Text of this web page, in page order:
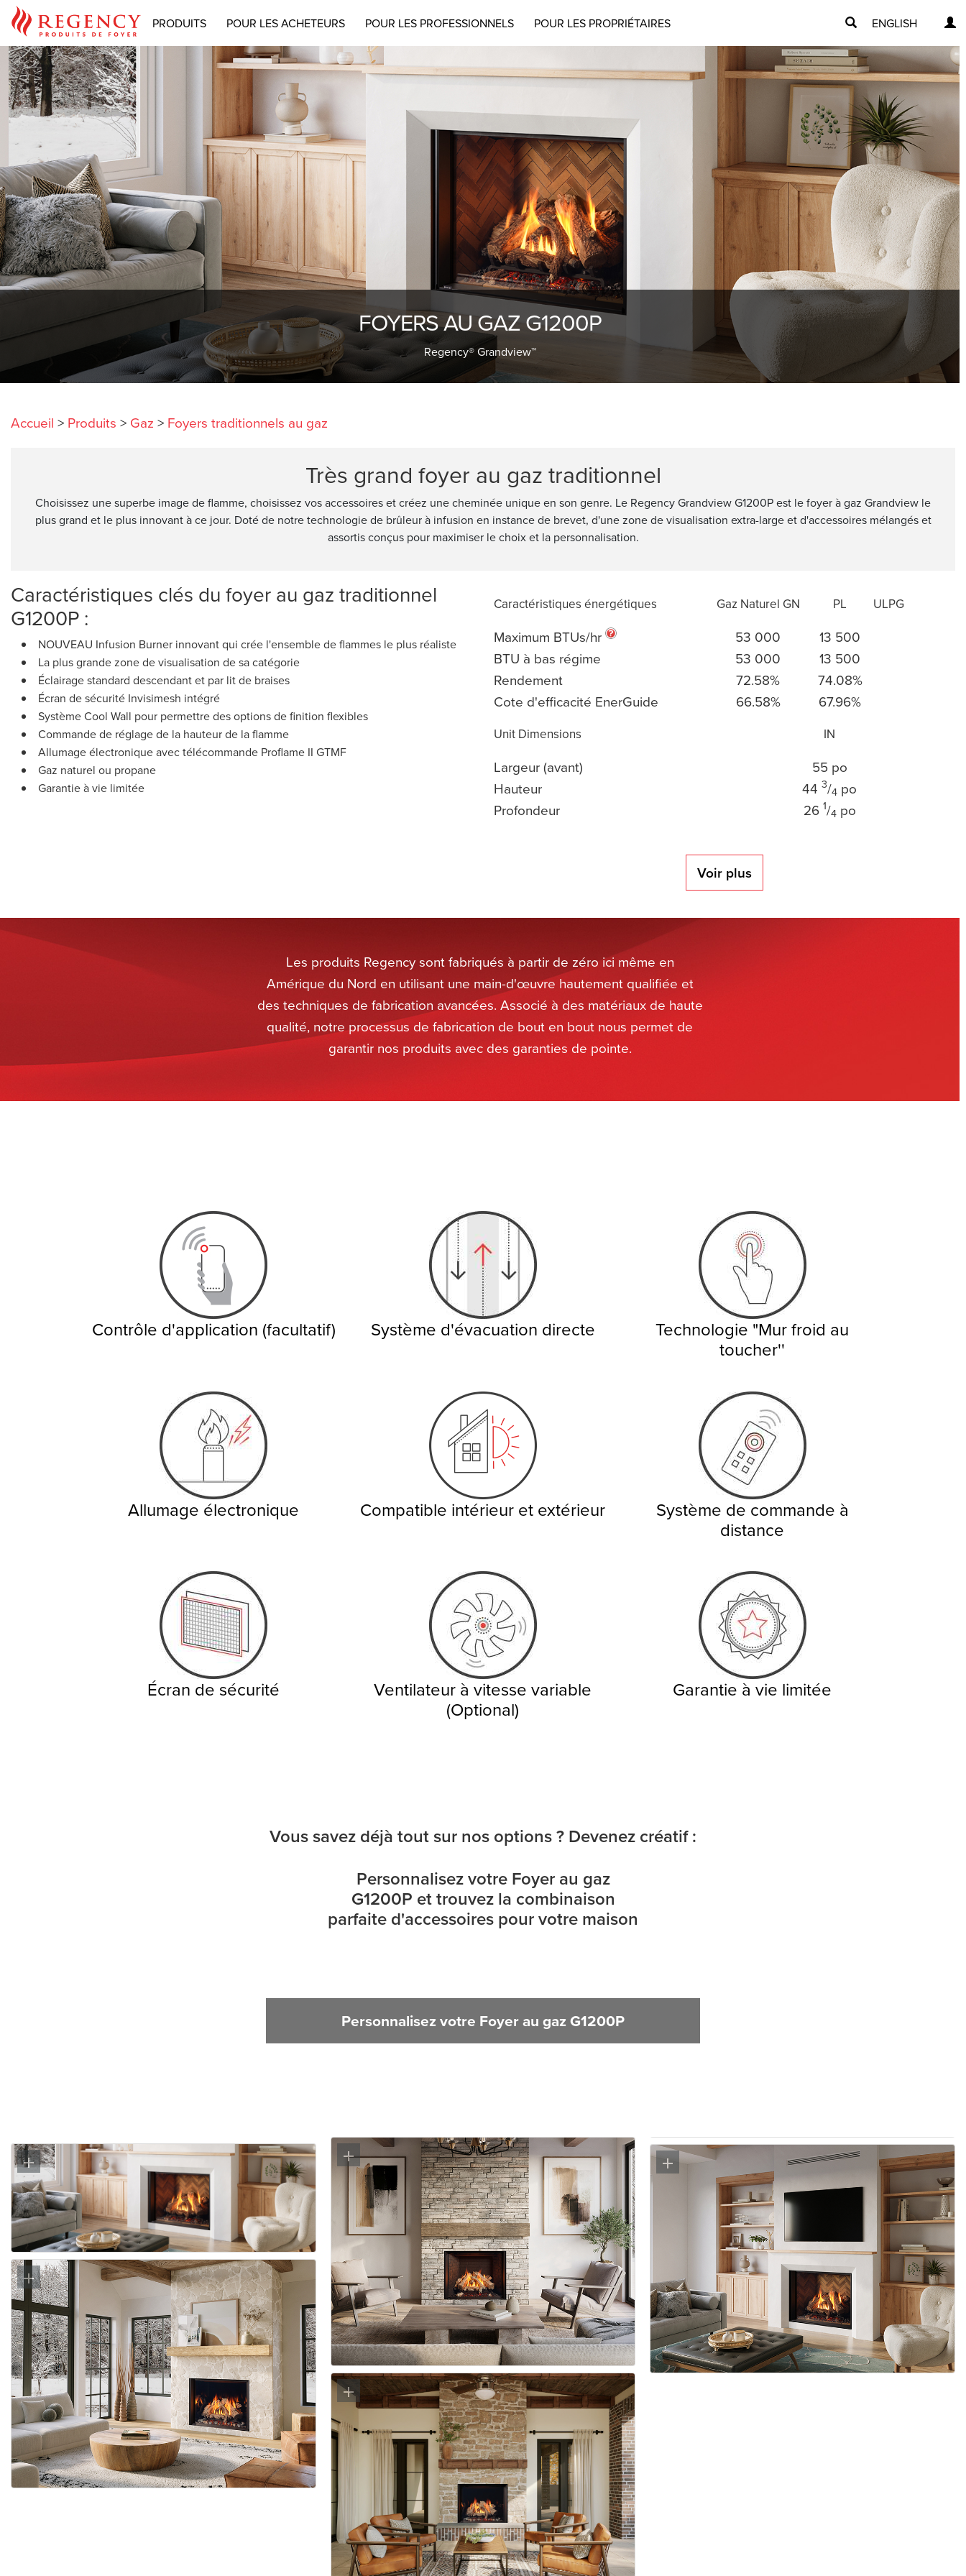
PRODUITS POUR LES ACHETEURS POUR LES PROFESSIONNELS POUR LES PROPRIÉTAIRES ENGLISH
FOYERS AU GAZ G1200P
Regency® Grandview™
Accueil > Produits > Gaz > Foyers traditionnels au gaz
Très grand foyer au gaz traditionnel
Choisissez une superbe image de flamme, choisissez vos accessoires et créez une cheminée unique en son genre. Le Regency Grandview G1200P est le foyer à gaz Grandview le
plus grand et le plus innovant à ce jour. Doté de notre technologie de brûleur à infusion en instance de brevet, d'une zone de visualisation extra-large et d'accessoires mélangés et
assortis conçus pour maximiser le choix et la personnalisation.
Caractéristiques clés du foyer au gaz traditionnel
G1200P :
NOUVEAU Infusion Burner innovant qui crée l'ensemble de flammes le plus réaliste
La plus grande zone de visualisation de sa catégorie
Éclairage standard descendant et par lit de braises
Écran de sécurité Invisimesh intégré
Système Cool Wall pour permettre des options de finition flexibles
Commande de réglage de la hauteur de la flamme
Allumage électronique avec télécommande Proflame II GTMF
Gaz naturel ou propane
Garantie à vie limitée
Caractéristiques énergétiques Gaz Naturel GN PL ULPG
Maximum BTUs/hr 53 000
13 500
BTU à bas régime
53 000
13 500
Rendement
72.58%
74.08%
Cote d'efficacité EnerGuide
66.58% 67.96%
Unit Dimensions IN
Largeur (avant)
55 po
Hauteur
44 3/4 po
Profondeur
26 1/4po
Voir plus
Les produits Regency sont fabriqués à partir de zéro ici même en
Amérique du Nord en utilisant une main-d'œuvre hautement qualifiée et
des techniques de fabrication avancées. Associé à des matériaux de haute
qualité, notre processus de fabrication de bout en bout nous permet de
garantir nos produits avec des garanties de pointe.
Contrôle d'application (facultatif) Système d'évacuation directe
Technologie "Mur froid au
toucher''
Allumage électronique Compatible intérieur et extérieur
Système de commande à
distance
Écran de sécurité
Ventilateur à vitesse variable
(Optional)
Garantie à vie limitée
Vous savez déjà tout sur nos options ? Devenez créatif :
Personnalisez votre Foyer au gaz
G1200P et trouvez la combinaison
parfaite d'accessoires pour votre maison
Personnalisez votre Foyer au gaz G1200P